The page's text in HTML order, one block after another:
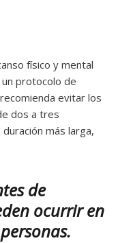
físico y mental
protocolo de
evitar los
dos a tres
más larga,
de
ocurrir en